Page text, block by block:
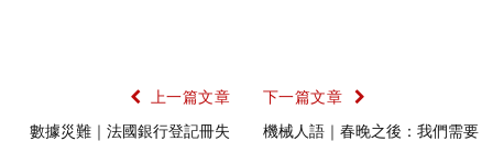
上一篇文章
數據災難｜法國銀行登記冊失
下一篇文章
機械人語｜春晚之後：我們需要